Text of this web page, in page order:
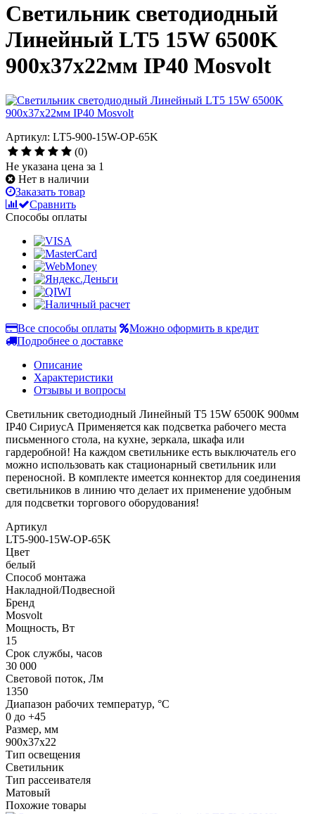
Светильник светодиодный
Линейный LТ5 15W 6500K
900х37х22мм IP40 Mosvolt
Артикул: LT5-900-15W-OP-65K
(0)
Не указана цена за 1
Нет в наличии
Заказать товар
Сравнить
Способы оплаты
Все способы оплаты
Можно оформить в кредит
Подробнее о доставке
Описание
Характеристики
Отзывы и вопросы
Светильник светодиодный Линейный Т5 15W 6500K 900мм
IP40 СириусА Применяется как подсветка рабочего места
письменного стола, на кухне, зеркала, шкафа или
гардеробной! На каждом светильнике есть выключатель его
можно использовать как стационарный светильник или
переносной. В комплекте имеется коннектор для соединения
светильников в линию что делает их применение удобным
для подсветки торгового оборудования!
Артикул
LT5-900-15W-OP-65K
Цвет
белый
Способ монтажа
Накладной/Подвесной
Бренд
Mosvolt
Мощность, Вт
15
Срок службы, часов
30 000
Световой поток, Лм
1350
Диапазон рабочих температур, °C
0 до +45
Размер, мм
900х37х22
Тип освещения
Светильник
Тип рассеивателя
Матовый
Похожие товары